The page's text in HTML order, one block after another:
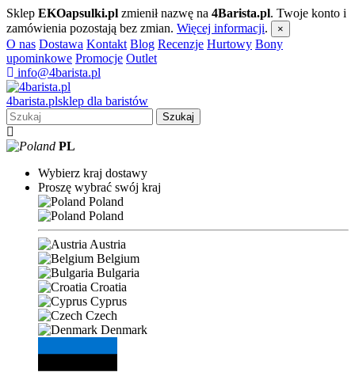
Sklep EKOapsulki.pl zmienił nazwę na 4Barista.pl. Twoje konto i
zamówienia pozostają bez zmian. Więcej informacji. ×
O nas Dostawa Kontakt Blog Recenzje Hurtowy Bony
upominkowe Promocje Outlet
info@4barista.pl
4barista.plsklep dla baristów
Szukaj
PL
Wybierz kraj dostawy
Proszę wybrać swój kraj
Poland
Poland
Austria
Belgium
Bulgaria
Croatia
Cyprus
Czech
Denmark